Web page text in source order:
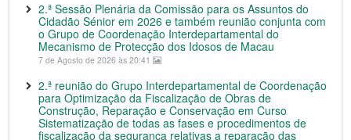
2.ª Sessão Plenária da Comissão para os Assuntos do
Cidadão Sénior em 2026 e também reunião conjunta com
o Grupo de Coordenação Interdepartamental do
Mecanismo de Protecção dos Idosos de Macau
7 de Agosto de 2026 às 20:41
2.ª reunião do Grupo Interdepartamental de Coordenação
para Optimização da Fiscalização de Obras de
Construção, Reparação e Conservação em Curso
Sistematização de todas as fases e procedimentos de
fiscalização da segurança relativas a reparação das